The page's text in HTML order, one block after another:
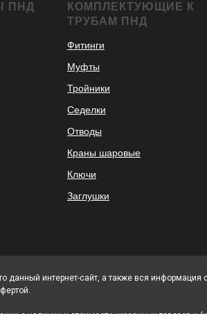
ПНД
КОМПЛЕКТУЮЩИЕ К
ТРУБАМ ПНД
Фитинги
Муфты
Тройники
Седелки
Отводы
Краны шаровые
Ключи
Заглушки
интернет-сайт, а также вся информация